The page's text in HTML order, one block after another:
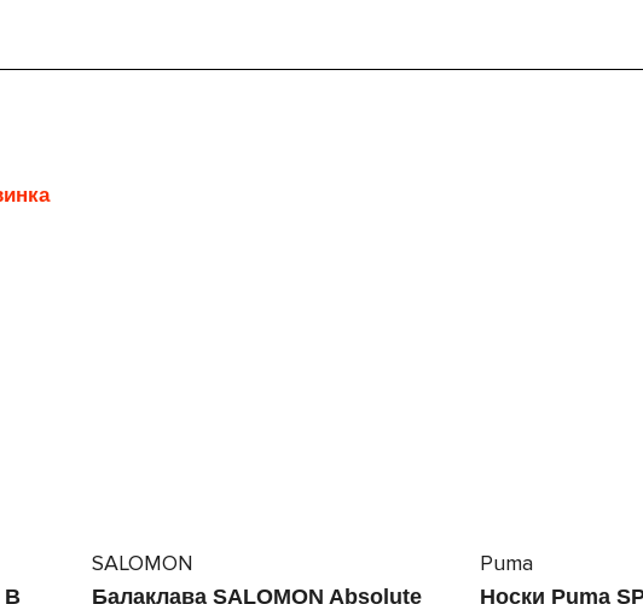
B
SALOMON
Балаклава SALOMON Absolute
Puma
Носки Puma